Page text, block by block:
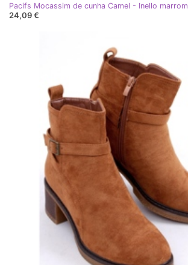
Pacifs Mocassim de cunha Camel - Inello marrom
24,09 €